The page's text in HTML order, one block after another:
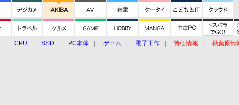
CPU SSD PC本体 ゲーム 電子工作 特価情報 秋葉原情